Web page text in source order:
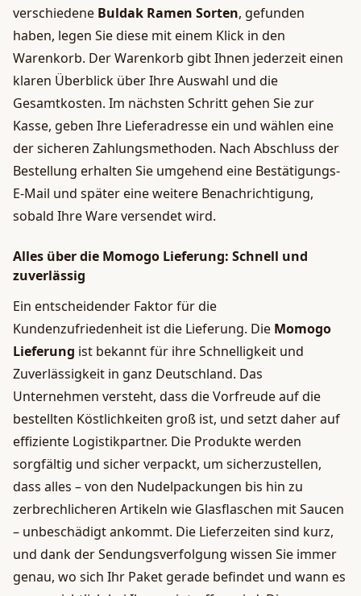
verschiedene Buldak Ramen Sorten, gefunden
haben, legen Sie diese mit einem Klick in den
Warenkorb. Der Warenkorb gibt Ihnen jederzeit einen
klaren Überblick über Ihre Auswahl und die
Gesamtkosten. Im nächsten Schritt gehen Sie zur
Kasse, geben Ihre Lieferadresse ein und wählen eine
der sicheren Zahlungsmethoden. Nach Abschluss der
Bestellung erhalten Sie umgehend eine Bestätigungs-
E-Mail und später eine weitere Benachrichtigung,
sobald Ihre Ware versendet wird.
Alles über die Momogo Lieferung: Schnell und
zuverlässig
Ein entscheidender Faktor für die
Kundenzufriedenheit ist die Lieferung. Die Momogo
Lieferung ist bekannt für ihre Schnelligkeit und
Zuverlässigkeit in ganz Deutschland. Das
Unternehmen versteht, dass die Vorfreude auf die
bestellten Köstlichkeiten groß ist, und setzt daher auf
effiziente Logistikpartner. Die Produkte werden
sorgfältig und sicher verpackt, um sicherzustellen,
dass alles – von den Nudelpackungen bis hin zu
zerbrechlicheren Artikeln wie Glasflaschen mit Saucen
– unbeschädigt ankommt. Die Lieferzeiten sind kurz,
und dank der Sendungsverfolgung wissen Sie immer
genau, wo sich Ihr Paket gerade befindet und wann es